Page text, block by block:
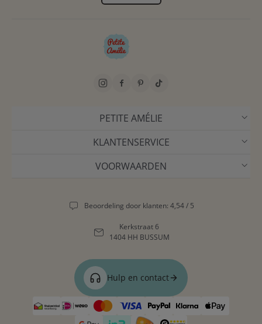
PETITE AMÉLIE
KLANTENSERVICE
VOORWAARDEN
Beoordeling door klanten: 4,54 / 5
Kerkstraat 6
1404 HH BUSSUM
Hulp en contact